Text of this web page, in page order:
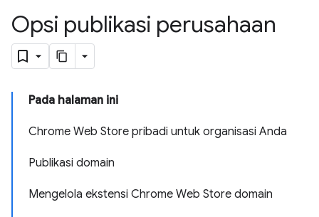
Opsi publikasi perusahaan
Pada halaman ini
Chrome Web Store pribadi untuk organisasi Anda
Publikasi domain
Mengelola ekstensi Chrome Web Store domain